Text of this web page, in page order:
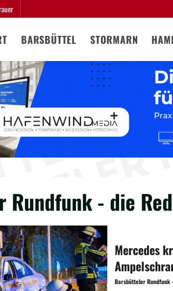
BARSBÜTTEL STORMARN
Rundfunk - die
Mercedes
Barsbütteler Rundfunk